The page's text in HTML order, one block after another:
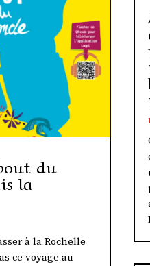
du
la
à la Rochelle
ce voyage au